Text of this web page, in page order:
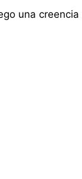
una